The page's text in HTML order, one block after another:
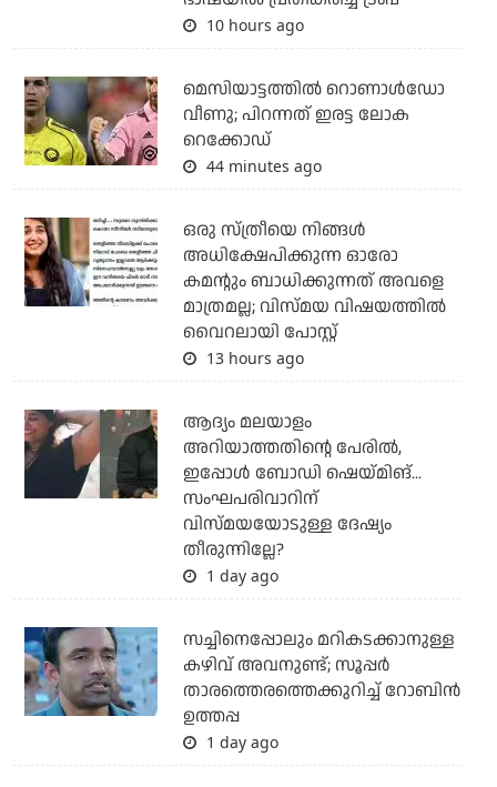
10 hours ago
മെസിയാട്ടത്തില്‍ റൊണാള്‍ഡോ
വീണു; പിറന്നത് ഇരട്ട ലോക
റെക്കോഡ്
44 minutes ago
ഒരു സ്ത്രീയെ നിങ്ങള്‍
അധിക്ഷേപിക്കുന്ന ഓരോ
കമന്റും ബാധിക്കുന്നത് അവളെ
മാത്രമല്ല; വിസ്മയ വിഷയത്തില്‍
വൈറലായി പോസ്റ്റ്
13 hours ago
ആദ്യം മലയാളം
അറിയാത്തതിന്റെ പേരില്‍,
ഇപ്പോള്‍ ബോഡി ഷെയ്മിങ്...
സംഘപരിവാറിന്
വിസ്മയയോടുള്ള ദേഷ്യം
തീരുന്നില്ലേ?
1 day ago
സച്ചിനെപ്പോലും മറികടക്കാനുള്ള
കഴിവ് അവനുണ്ട്; സൂപ്പര്‍
താരത്തെരത്തെക്കുറിച്ച് റോബിന്‍
ഉത്തപ്പ
1 day ago